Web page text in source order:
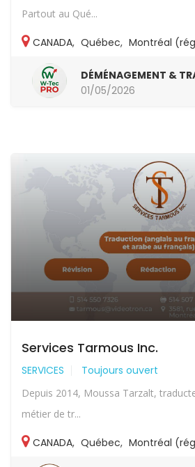
Partout au Qué...
CANADA, Québec, Montréal
DÉMÉNAGEMENT &
01/05/2026
Services Tarmous Inc.
SERVICES Toujours ouvert
Depuis 2014, Moussa Tarzalt,
métier de tr...
CANADA, Québec, Montréal